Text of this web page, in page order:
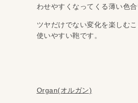
わせやすくなってくる薄い色合
ツヤだけでない変化を楽しむこ
使いやすい鞄です。
Organ(オルガン)